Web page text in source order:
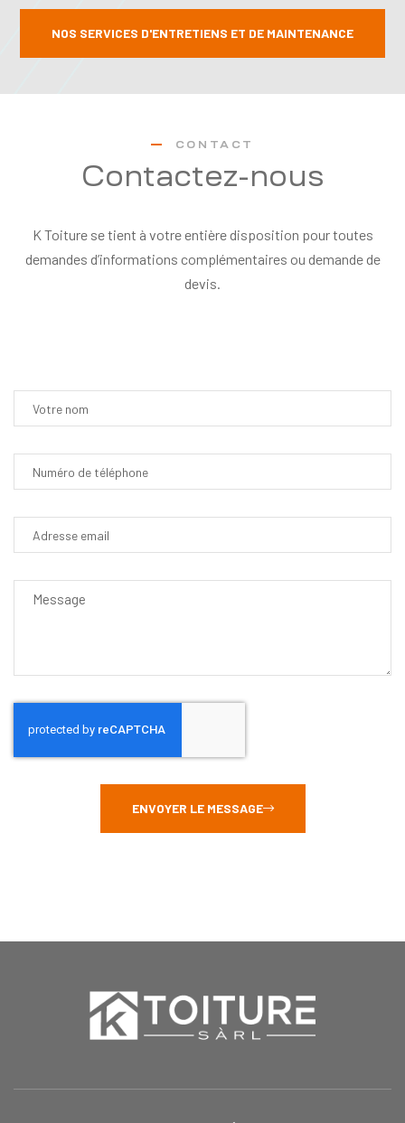
NOS SERVICES D'ENTRETIENS ET DE MAINTENANCE
CONTACT
Contactez-nous
K Toiture se tient à votre entière disposition pour toutes
demandes d’informations complémentaires ou demande de
devis.
ENVOYER LE MESSAGE